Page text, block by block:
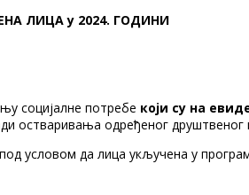
ЛИЦА у 2024. ГОДИНИ
социјалне потребе који су на
остваривања одређеног друштвеног
условом да лица укључена у